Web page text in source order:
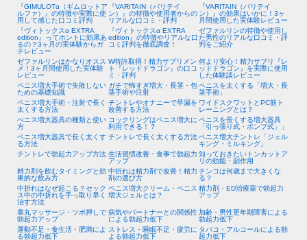
『GIMULOTα（ギムロットア
ルファ）』の特徴や実際に使
用して感じた口コミ評判
『VARITAIN（バリテイ
ン）』の特徴や使用者からの
リアルな口コミ・評判
『VARITAIN（バリテイ
ン）』の効果はいかに！3ヶ
月間使用した実体験レビュー
『ヴィトックスα EXTRA
edition』ってホントに効果あ
るの？3ヶ月の実体験からガ
チレビュー
『ヴィトックスα EXTRA
edition』の特徴やリアルな口
コミ評判を徹底調査！
ゼファルリンの特徴や使用し
た男性のリアルな口コミ・評
判をご紹介
ゼファルリンはかなりオスス
メ！3ヶ月間使用した実体験
レビュー
W特許取得！精力サプリメン
ト『レッドドラゴン』の口コ
ミ・評判
何より安心！精力サプリ『レ
ッドドラゴン』を実際に使用
した体験談レビュー
ペニス増大手術で失敗しない
ための基礎知識
ガチで怖すぎ増大・長茎・包
茎手術や注射
ペニスを太くする「増大・長
茎手術」
ペニス増大手術・注射で長く
太くする方法
チントレやオナニーで早漏を
改善する方法
ワイドスクワットとPC筋ト
レーニングとは？
ぺニス増大器具の種類と使い
方
コックリングはペニス増大に
利用できる！？
ペニスを長くする増大器具
「引っ張り式・ポンプ式」」
ペニス増大器具で長く太くす
る方法
チントレで長く太くする方法 ペニス増大チントレ「ジェル
キング・ミルキング」
チントレで勃起力アップ方法 生活習慣改善・食事で勃起力
アップ
知っておきたいトンカットア
リの効能・副作用
精力剤を飲むタイミングと効
果的な飲み方
中折れは精力剤で改善！精力
剤の選び方
チンコは何歳まで大きくな
る？
中折れはなぜ起こる？セック
ス中の中折れを手っ取り早く
治す方法
ペニス増大クリーム・ペニス
増大ジェルとは？
精力剤・ED治療薬で勃起力
アップ
睾丸マッサージ・ツボ押しで
勃起力アップ
病気やパートナーとの関係性
による勃起力低下
加齢・男性更年期障害による
勃起力低下
運動不足・食生活・肥満によ
る勃起力低下
ストレス・睡眠不足・疲労に
よる勃起力低下
タバコ・アルコールによる勃
起力低下